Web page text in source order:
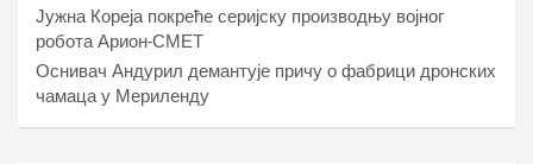
Јужна Кореја покреће серијску производњу војног
робота Арион-СМЕТ
Оснивач Андурил демантује причу о фабрици дронских
чамаца у Мериленду